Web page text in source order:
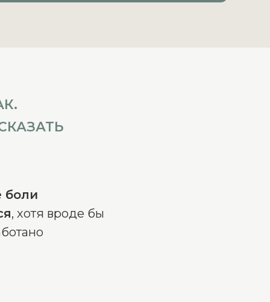
боли
, хотя вроде бы